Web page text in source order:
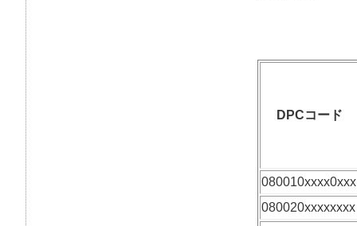
DPCコード
080010xxxx0xxx
080020xxxxxxxx